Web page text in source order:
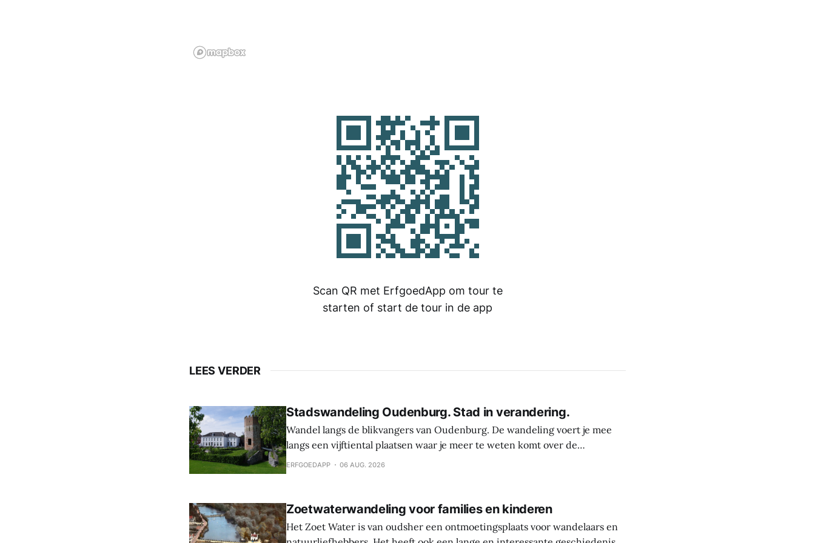
Scan QR met ErfgoedApp om tour te
starten of start de tour in de app
LEES VERDER
Stadswandeling Oudenburg. Stad in verandering.
Wandel langs de blikvangers van Oudenburg. De wandeling voert je mee
langs een vijftiental plaatsen waar je meer te weten komt over de
geschiedenis, weetjes en toekomstplannen van de bijzonderste plekken in
ERFGOEDAPP 06 AUG. 2026
Zoetwaterwandeling voor families en kinderen
Het Zoet Water is van oudsher een ontmoetingsplaats voor wandelaars en